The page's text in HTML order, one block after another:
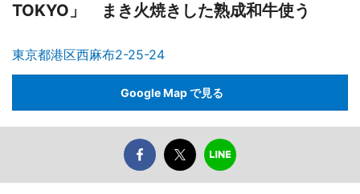
TOKYO」 まき火焼きした熟成和牛使う
東京都港区西麻布2-25-24
Google Map で見る